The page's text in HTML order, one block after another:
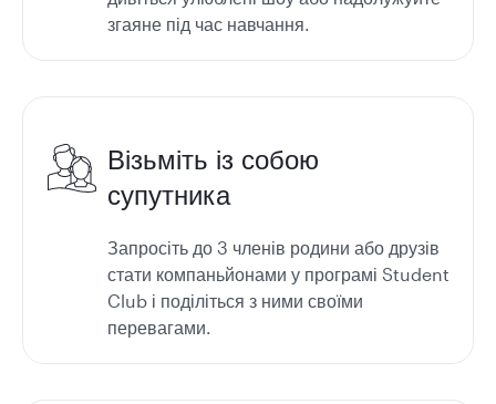
згаяне під час навчання.
Візьміть із собою
супутника
Запросіть до 3 членів родини або друзів
стати компаньйонами у програмі Student
Club і поділіться з ними своїми
перевагами.